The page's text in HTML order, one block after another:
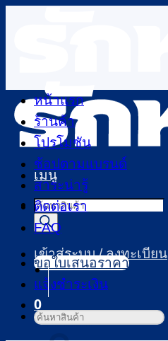
เมนู
Products
search
เข้าสู่ระบบ / ลงทะเบียน
0
ตะกร้าสินค้า
หน้าแรก
ร้านค้า
โปรโมชัน
ช้อปตามแบรนด์
สาระน่ารู้
ติดต่อเรา
FAQ
ขอใบเสนอราคา
แจ้งชำระเงิน
ค้นหา: